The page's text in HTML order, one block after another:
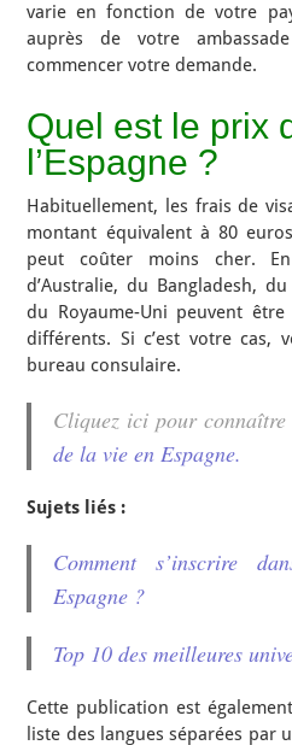
varie en fonction de votre
auprès de votre
commencer votre demande.
Quel est le prix
l’Espagne ?
Habituellement, les frais de
montant équivalent à 80
peut coûter moins cher.
d’Australie, du Bangladesh,
du Royaume-Uni peuvent
différents. Si c’est votre cas,
bureau consulaire.
Cliquez ici pour connaître
de la vie en Espagne.
Sujets liés :
Comment s’inscrire
Espagne ?
Top 10 des meilleures
Cette publication est
liste des langues séparées par